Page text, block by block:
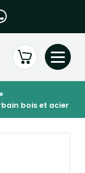
bois et acier